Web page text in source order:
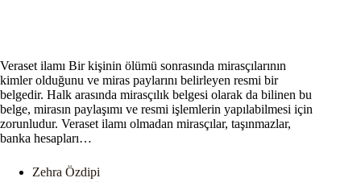
Veraset ilamı Bir kişinin ölümü sonrasında mirasçılarının
kimler olduğunu ve miras paylarını belirleyen resmi bir
belgedir. Halk arasında mirasçılık belgesi olarak da bilinen bu
belge, mirasın paylaşımı ve resmi işlemlerin yapılabilmesi için
zorunludur. Veraset ilamı olmadan mirasçılar, taşınmazlar,
banka hesapları…
Zehra Özdipi